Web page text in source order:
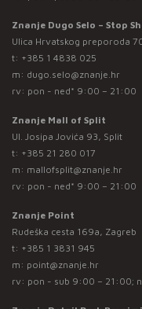
Znanje Dugo Selo – Stop
Ulica Hrvatskog preporoda
t: +385 1 4838 025
m: dugo.selo@znanje.hr
rv: pon - ned* 9:00 – 21:00
Znanje Mall of Split
Ul. Josipa Jovića 93, Split
t: +385 21 280 017
m: mallofsplit@znanje.hr
rv: pon - ned* 9:00 – 21:00
Znanje Point
Rudeška cesta 169a, Zagreb
t: +385 1 3831 945
m: point@znanje.hr
rv: pon - sub 9:00 – 21:00;